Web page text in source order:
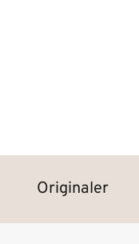
Originaler